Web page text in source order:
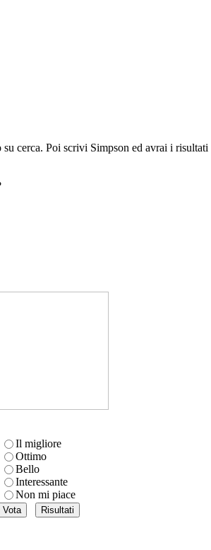
cerca. Poi scrivi Simpson ed avrai i
Il migliore
Ottimo
Bello
Interessante
Non mi piace